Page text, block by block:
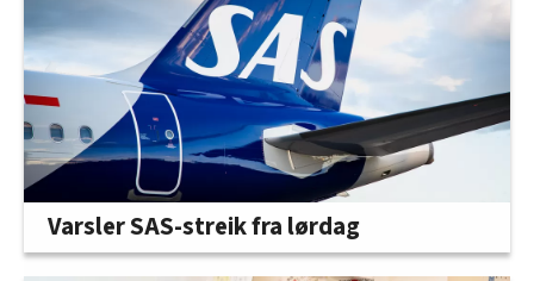
Varsler SAS-streik fra lørdag